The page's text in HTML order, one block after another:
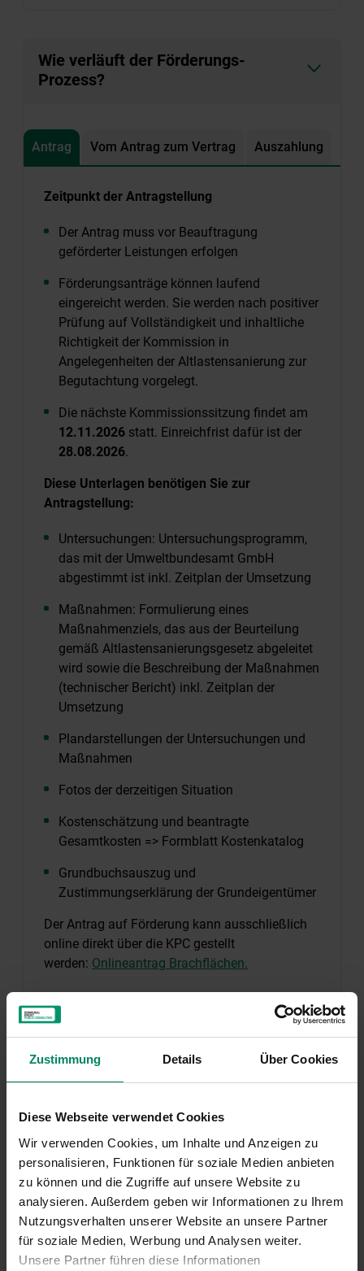
Zustimmung Details Über Cookies
Diese Webseite verwendet Cookies
Wir verwenden Cookies, um Inhalte und Anzeigen zu
personalisieren, Funktionen für soziale Medien anbieten
zu können und die Zugriffe auf unsere Website zu
analysieren. Außerdem geben wir Informationen zu Ihrem
Nutzungsverhalten unserer Website an unsere Partner
für soziale Medien, Werbung und Analysen weiter.
Unsere Partner führen diese Informationen
Wie verläuft der Förderungs-
Prozess?
Antrag Vom Antrag zum Vertrag Auszahlung
Zeitpunkt der Antragstellung
Der Antrag muss vor Beauftragung
geförderter Leistungen erfolgen
Förderungsanträge können laufend
eingereicht werden. Sie werden nach positiver
Prüfung auf Vollständigkeit und inhaltliche
Richtigkeit der Kommission in
Angelegenheiten der Altlastensanierung zur
Begutachtung vorgelegt.
Die nächste Kommissionssitzung findet am
12.11.2026 statt. Einreichfrist dafür ist der
28.08.2026.
Diese Unterlagen benötigen Sie zur
Antragstellung:
Untersuchungen: Untersuchungsprogramm,
das mit der Umweltbundesamt GmbH
abgestimmt ist inkl. Zeitplan der Umsetzung
Maßnahmen: Formulierung eines
Maßnahmenziels, das aus der Beurteilung
gemäß Altlastensanierungsgesetz abgeleitet
wird sowie die Beschreibung der Maßnahmen
(technischer Bericht) inkl. Zeitplan der
Umsetzung
Plandarstellungen der Untersuchungen und
Maßnahmen
Fotos der derzeitigen Situation
Kostenschätzung und beantragte
Gesamtkosten => Formblatt Kostenkatalog
Grundbuchsauszug und
Zustimmungserklärung der Grundeigentümer
Der Antrag auf Förderung kann ausschließlich
online direkt über die KPC gestellt
werden: Onlineantrag Brachflächen.
Weitere Informationen zur Antragstellung
Informationsblatt zur Antragstellung
Kostenkatalog Brachflächen Maßnahmen
Übertragung Foto-Nutzungsrechte
Weitere Links
www.altlasten.gv.at